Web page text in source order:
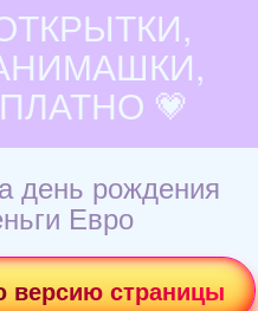
💗
день рождения
Евро
версию страницы